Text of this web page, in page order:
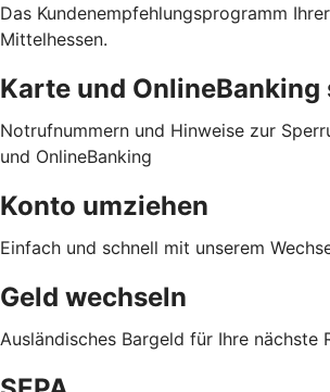
Das Kundenempfehlungsprogramm
Mittelhessen.
Karte und OnlineBanking
Notrufnummern und Hinweise zur
und OnlineBanking
Konto umziehen
Einfach und schnell mit unserem
Geld wechseln
Ausländisches Bargeld für Ihre nächste